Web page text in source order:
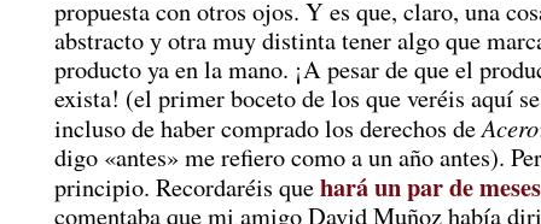
propuesta con otros ojos. Y es que, claro, una
abstracto y otra muy distinta tener algo que
producto ya en la mano. ¡A pesar de que el
exista! (el primer boceto de los que veréis aquí
incluso de haber comprado los derechos deAcero
digo «antes» me refiero como a un año antes).
principio. Recordaréis quehará un par de meses
comentaba que mi amigo David Muñoz había